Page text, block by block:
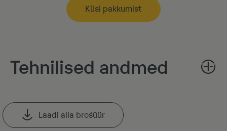
Küsi pakkumist
Tehnilised andmed
Laadi alla brośüür